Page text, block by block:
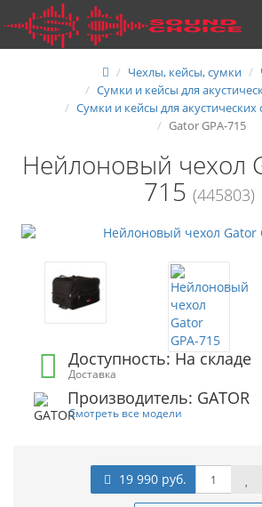
Чехлы, кейсы, сумки
Сумки и кейсы для
Сумки и кейсы для акустических
Gator GPA-715
Нейлоновый чехол
715 (445803)
Доступность: На складе
Доставка
Производитель: GATOR
Смотреть все модели
19 990 руб.